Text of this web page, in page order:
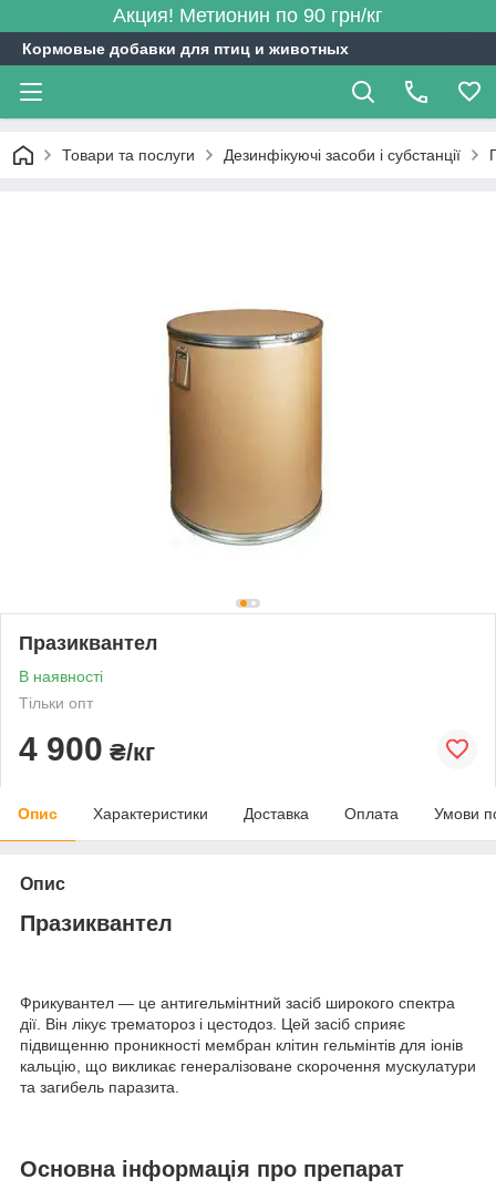
Акция! Метионин по 90 грн/кг
Кормовые добавки для птиц и животных
Товари та послуги Дезинфікуючі засоби і субстанції
Празиквантел
В наявності
Тільки опт
4 900 ₴/кг
Опис Характеристики Доставка Оплата Умови
Опис
Празиквантел
Фрикувантел — це антигельмінтний засіб широкого спектра
дії. Він лікує трематороз і цестодоз. Цей засіб сприяє
підвищенню проникності мембран клітин гельмінтів для іонів
кальцію, що викликає генералізоване скорочення мускулатури
та загибель паразита.
Основна інформація про препарат